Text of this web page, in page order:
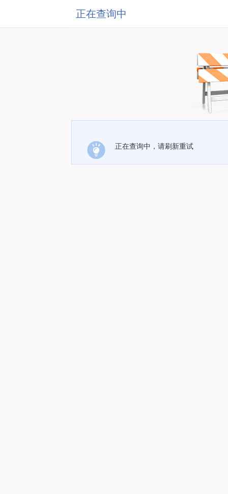
正在查询中
正在查询中，请刷新重试